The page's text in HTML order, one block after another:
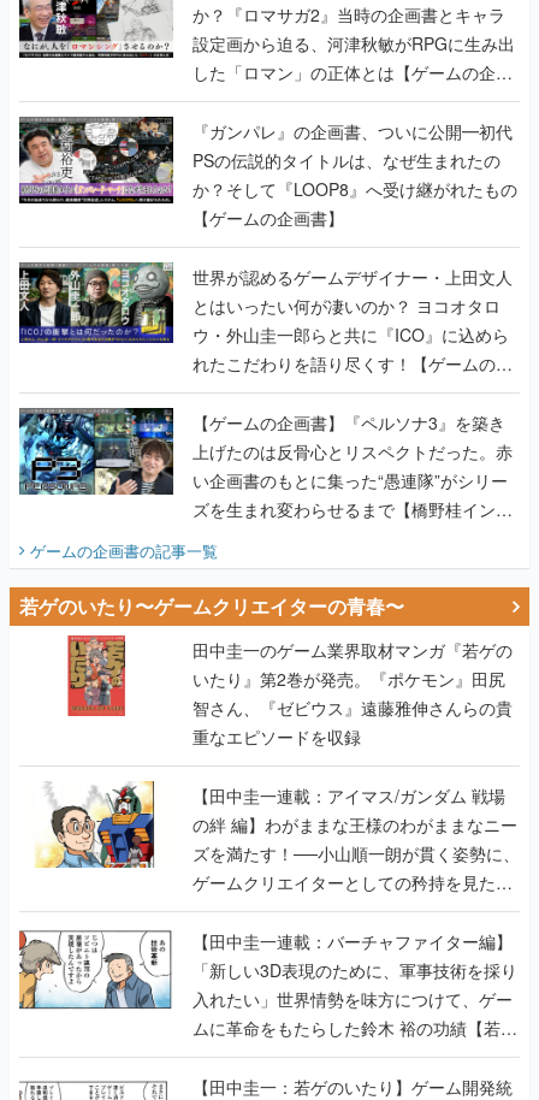
か？『ロマサガ2』当時の企画書とキャラ
設定画から迫る、河津秋敏がRPGに生み出
した「ロマン」の正体とは【ゲームの企画
書】
『ガンパレ』の企画書、ついに公開━初代
PSの伝説的タイトルは、なぜ生まれたの
か？そして『LOOP8』へ受け継がれたもの
【ゲームの企画書】
世界が認めるゲームデザイナー・上田文人
とはいったい何が凄いのか？ ヨコオタロ
ウ・外山圭一郎らと共に『ICO』に込めら
れたこだわりを語り尽くす！【ゲームの企
画書】
【ゲームの企画書】『ペルソナ3』を築き
上げたのは反骨心とリスペクトだった。赤
い企画書のもとに集った“愚連隊”がシリー
ズを生まれ変わらせるまで【橋野桂インタ
ゲームの企画書の記事一覧
若ゲのいたり〜ゲームクリエイターの青春〜
田中圭一のゲーム業界取材マンガ『若ゲの
いたり』第2巻が発売。『ポケモン』田尻
智さん、『ゼビウス』遠藤雅伸さんらの貴
重なエピソードを収録
【田中圭一連載：アイマス/ガンダム 戦場
の絆 編】わがままな王様のわがままなニー
ズを満たす！──小山順一朗が貫く姿勢に、
ゲームクリエイターとしての矜持を見た
【若ゲのいたり最終回】
【田中圭一連載：バーチャファイター編】
「新しい3D表現のために、軍事技術を採り
入れたい」世界情勢を味方につけて、ゲー
ムに革命をもたらした鈴木 裕の功績【若ゲ
のいたり】
【田中圭一：若ゲのいたり】ゲーム開発統